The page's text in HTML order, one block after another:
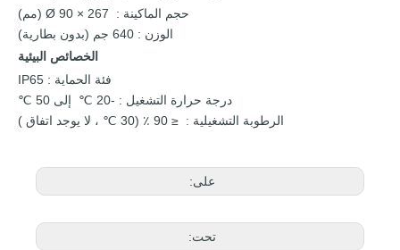
حجم الماكينة : Ø 90 × 267 (مم)
الوزن : 640 جم (بدون
بطارية)
الخصائص البيئية
فئة الحماية :
IP65
درجة حرارة التشغيل :
-20 ℃ إلى 50
℃
الرطوبة التشغيلية : ≤ 90 ٪ (30 ℃ ، لا يوجد اتفاق )
على:
تحت: